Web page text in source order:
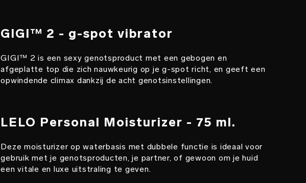
GIGI™ 2 - g-spot vibrator
GIGI™ 2 is een sexy genotsproduct met een gebogen en
afgeplatte top die zich nauwkeurig op je g-spot richt, en geeft een
opwindende climax dankzij de acht genotsinstellingen.
LELO Personal Moisturizer - 75 ml.
Deze moisturizer op waterbasis met dubbele functie is ideaal voor
gebruik met je genotsproducten, je partner, of gewoon om je huid
een vitale en luxe uitstraling te geven.